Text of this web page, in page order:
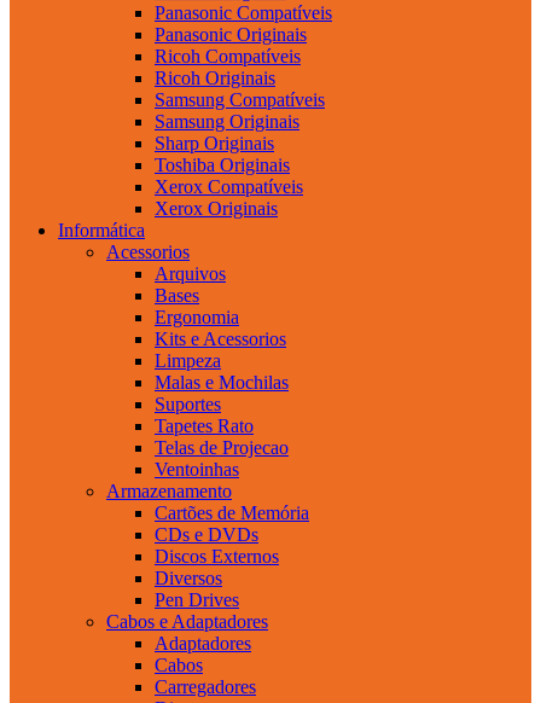
Panasonic Compatíveis
Panasonic Originais
Ricoh Compatíveis
Ricoh Originais
Samsung Compatíveis
Samsung Originais
Sharp Originais
Toshiba Originais
Xerox Compatíveis
Xerox Originais
Informática
Acessorios
Arquivos
Bases
Ergonomia
Kits e Acessorios
Limpeza
Malas e Mochilas
Suportes
Tapetes Rato
Telas de Projecao
Ventoinhas
Armazenamento
Cartões de Memória
CDs e DVDs
Discos Externos
Diversos
Pen Drives
Cabos e Adaptadores
Adaptadores
Cabos
Carregadores